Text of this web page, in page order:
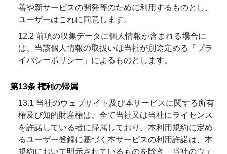
善や新サービスの開発等のために利用するものとし、
ユーザーはこれに同意します。
12.2 前項の収集データに個人情報が含まれる場合に
は、当該個人情報の取扱いは当社が別途定める「プラ
イバシーポリシー」によるものとします。
第13条 権利の帰属
13.1 当社のウェブサイト及び本サービスに関する所有
権及び知的財産権は、全て当社又は当社にライセンス
を許諾している者に帰属しており、本利用規約に定め
るユーザー登録に基づく本サービスの利用許諾は、本
規約において明示されているものを除き、当社のウェ